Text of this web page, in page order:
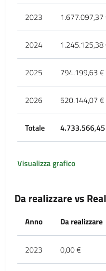
2023 1.677.097,37
2024 1.245.125,38
2025 794.199,63 €
2026 520.144,07 €
Totale
Visualizza grafico
Da realizzare vs
Anno Da realizzare
2023 0,00 €